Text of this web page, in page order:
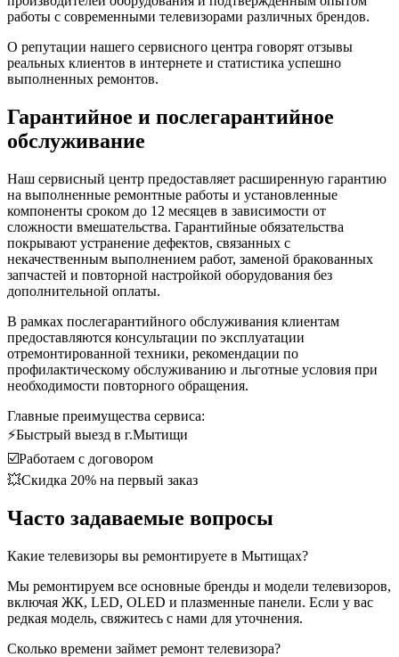
работы с современными телевизорами различных брендов.
О репутации нашего сервисного центра говорят отзывы
реальных клиентов в интернете и статистика успешно
выполненных ремонтов.
Гарантийное и послегарантийное
обслуживание
Наш сервисный центр предоставляет расширенную гарантию
на выполненные ремонтные работы и установленные
компоненты сроком до 12 месяцев в зависимости от
сложности вмешательства. Гарантийные обязательства
покрывают устранение дефектов, связанных с
некачественным выполнением работ, заменой бракованных
запчастей и повторной настройкой оборудования без
дополнительной оплаты.
В рамках послегарантийного обслуживания клиентам
предоставляются консультации по эксплуатации
отремонтированной техники, рекомендации по
профилактическому обслуживанию и льготные условия при
необходимости повторного обращения.
Главные преимущества сервиса:
⚡Быстрый выезд в г.Мытищи
☑️Работаем с договором
💥Скидка 20% на первый заказ
Часто задаваемые вопросы
Какие телевизоры вы ремонтируете в Мытищах?
Мы ремонтируем все основные бренды и модели телевизоров,
включая ЖК, LED, OLED и плазменные панели. Если у вас
редкая модель, свяжитесь с нами для уточнения.
Сколько времени займет ремонт телевизора?